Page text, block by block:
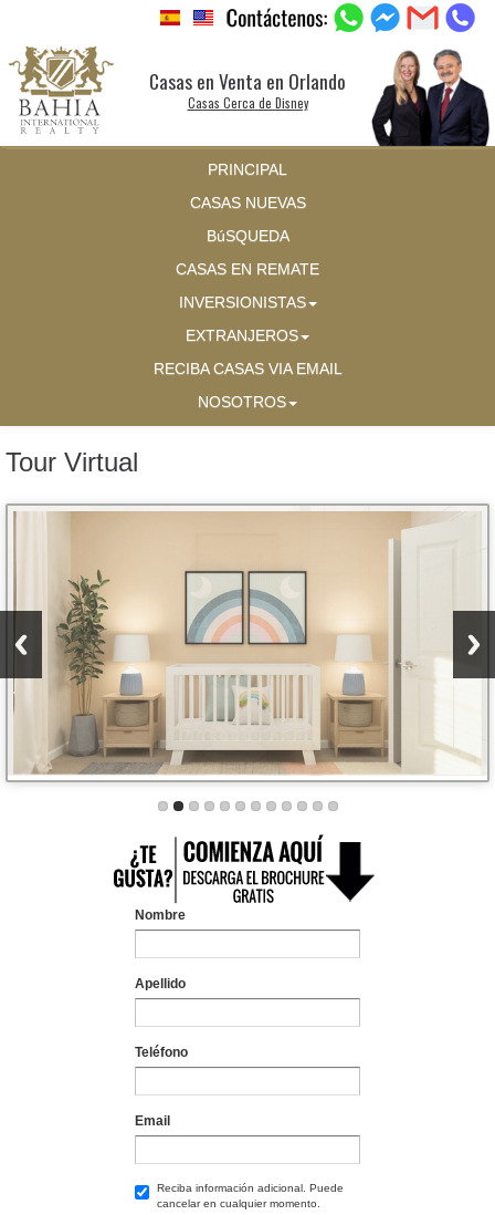
Casas en Venta en Orlando
Casas Cerca de Disney
PRINCIPAL
CASAS NUEVAS
BúSQUEDA
CASAS EN REMATE
INVERSIONISTAS
EXTRANJEROS
RECIBA CASAS VIA EMAIL
NOSOTROS
Tour Virtual
Nombre
Apellido
Teléfono
Email
Reciba información adicional. Puede
cancelar en cualquier momento.